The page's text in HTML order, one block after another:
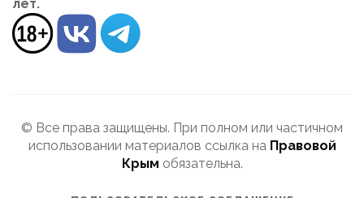
лет.
© Все права защищены. При полном или частичном
использовании материалов ссылка на Правовой
Крым обязательна.